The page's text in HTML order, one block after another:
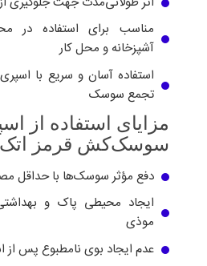
مناسب برای استفاده در
آشپزخانه و محل کار
استفاده آسان و سریع با
تجمع سوسک
مزایای استفاده از
سوسک‌کش قرمز اتک
دفع مؤثر سوسک‌ها با حداقل
ایجاد محیطی پاک و
موذی
عدم ایجاد بوی نامطبوع پس از